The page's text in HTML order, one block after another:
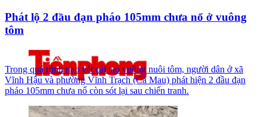
Phát lộ 2 đầu đạn pháo 105mm chưa nổ ở vuông
tôm
Trong quá trình nạo vét cải tạo vuông nuôi tôm, người dân ở xã
Vĩnh Hậu và phường Vĩnh Trạch (Cà Mau) phát hiện 2 đầu đạn
pháo 105mm chưa nổ còn sót lại sau chiến tranh.